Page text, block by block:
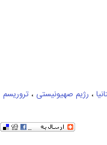
، رژیم صهیونیستی ، تروریسم